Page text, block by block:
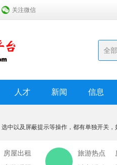
关注微信
全
人才 新闻 信息
中以及屏蔽提示等操作，都有单独开关
房屋出租
旅游热点